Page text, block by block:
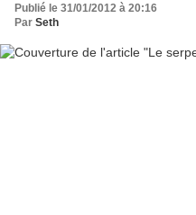
Publié le 31/01/2012 à 20:16
Par Seth